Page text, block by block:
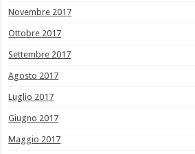
Novembre 2017
Ottobre 2017
Settembre 2017
Agosto 2017
Luglio 2017
Giugno 2017
Maggio 2017